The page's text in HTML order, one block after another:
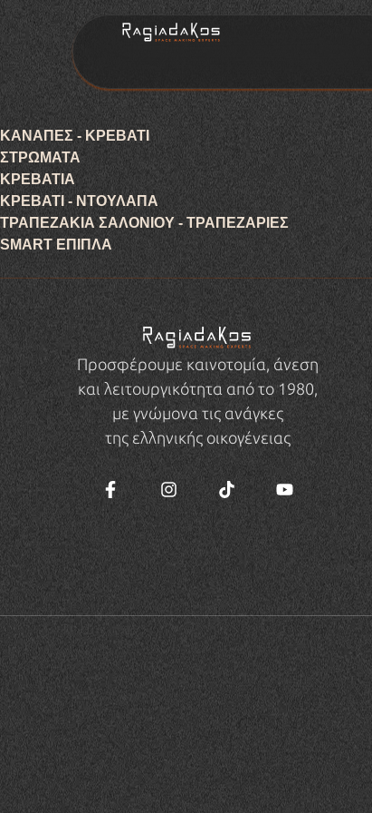
ΚΑΝΑΠΕΣ - ΚΡΕΒΑΤΙ
ΣΤΡΩΜΑΤΑ
ΚΡΕΒΑΤΙΑ
ΚΡΕΒΑΤΙ - ΝΤΟΥΛΑΠΑ
ΤΡΑΠΕΖΑΚΙΑ ΣΑΛΟΝΙΟΥ - ΤΡΑΠΕΖΑΡΙΕΣ
SMART ΕΠΙΠΛΑ
Προσφέρουμε καινοτομία, άνεση
και λειτουργικότητα από το 1980,
με γνώμονα τις ανάγκες
της ελληνικής οικογένειας